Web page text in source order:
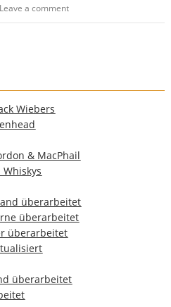
Leave a comment
Wiebers
& MacPhail
überarbeitet
überarbeitet
überarbeitet
überarbeitet